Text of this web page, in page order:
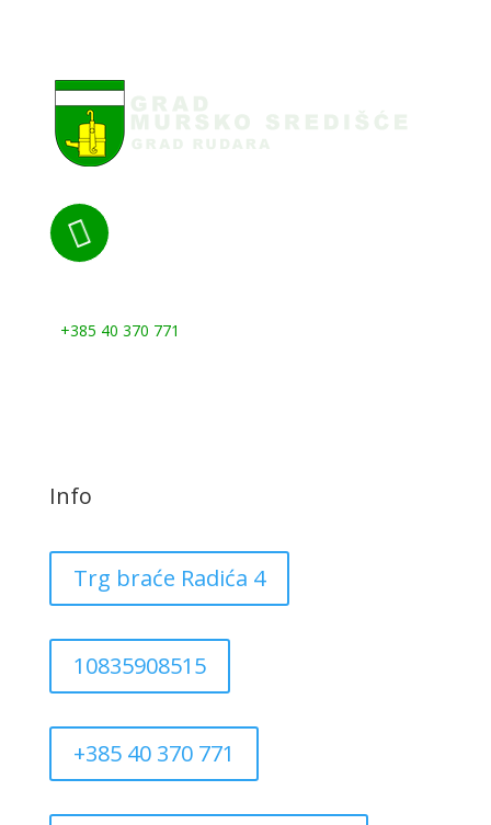

+385 40 370 771
Info
Trg braće Radića 4
10835908515
+385 40 370 771